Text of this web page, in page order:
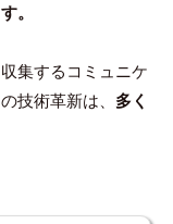
。
集するコミュニケ
技術革新は、 多く